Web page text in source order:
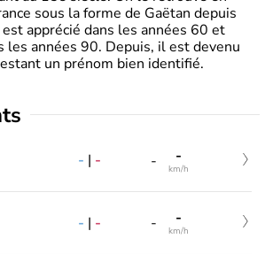
sous la forme de Gaëtan depuis
apprécié dans les années 60 et
les années 90. Depuis, il est devenu
un prénom bien identifié.
- | - - -
km/h
- | - - -
km/h